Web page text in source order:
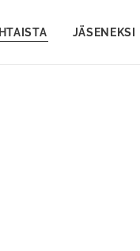
JÄSENEKSI